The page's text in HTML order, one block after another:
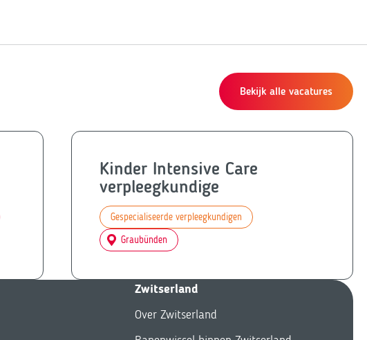
Bekijk alle vacatures
Kinder Intensive Care
verpleegkundige
Gespecialiseerde verpleegkundigen
Graubünden
Zwitserland
Over Zwitserland